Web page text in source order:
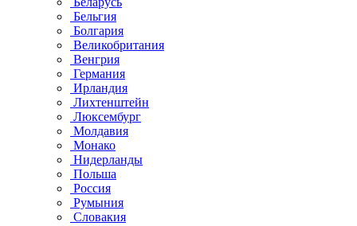
Бельгия
Болгария
Великобритания
Венгрия
Германия
Ирландия
Лихтенштейн
Люксембург
Молдавия
Монако
Нидерланды
Польша
Россия
Румыния
Словакия